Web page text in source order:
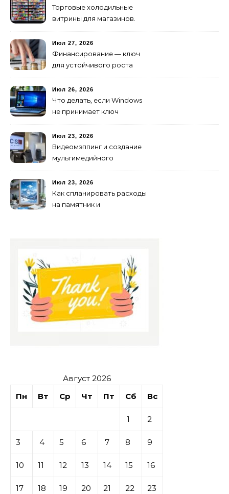
предусмотреть заранее
Торговые холодильные
витрины для магазинов.
Июл 27, 2026
Финансирование — ключ
для устойчивого роста
Июл 26, 2026
Что делать, если Windows
не принимает ключ
Июл 23, 2026
Видеомэппинг и создание
мультимедийного
будущего для пространств
Июл 23, 2026
Как спланировать расходы
на памятник и
Август 2026
Пн
Вт Ср Чт Пт Сб Вс
1 2
3 4 5 6 7 8 9
10 11 12 13 14 15 16
17 18 19 20 21 22 23